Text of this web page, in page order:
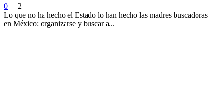
0
2
Lo que no ha hecho el Estado lo han hecho las madres buscadoras
en México: organizarse y buscar a...